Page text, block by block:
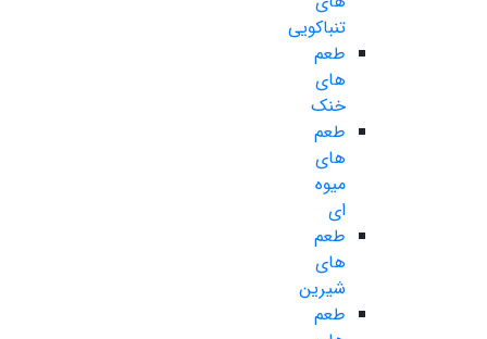
تنباکویی
طعم
های
خنک
طعم
های
میوه
ای
طعم
های
شیرین
طعم